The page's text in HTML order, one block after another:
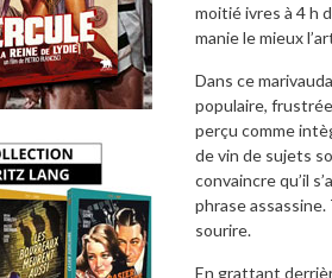
moitié ivres à 4 h
manie le mieux
Dans ce
populaire,
perçu comme
de vin de sujets
convaincre qu’il
phrase
sourire.
En grattant